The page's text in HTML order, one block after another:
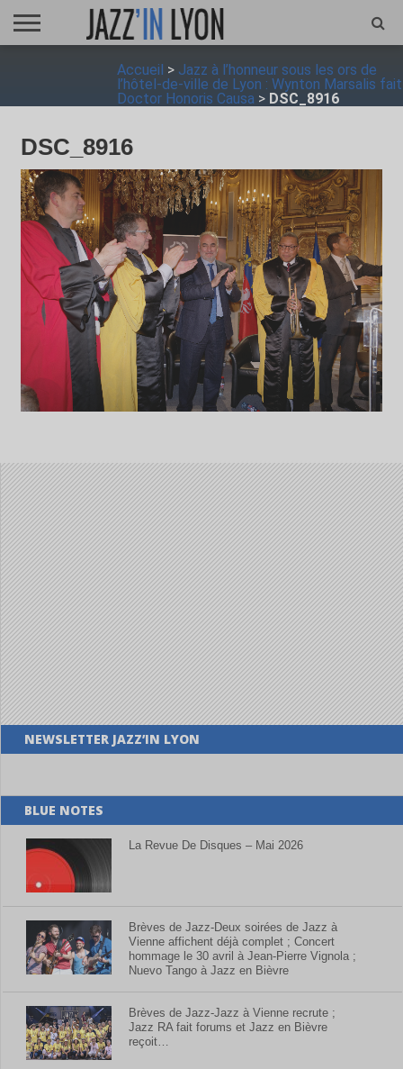
Accueil > Jazz à l’honneur sous les ors de
l’hôtel-de-ville de Lyon : Wynton Marsalis fait
Doctor Honoris Causa > DSC_8916
DSC_8916
NEWSLETTER JAZZ’IN LYON
BLUE NOTES
La Revue De Disques – Mai 2026
Brèves de Jazz-Deux soirées de Jazz à
Vienne affichent déjà complet ; Concert
hommage le 30 avril à Jean-Pierre Vignola ;
Nuevo Tango à Jazz en Bièvre
Brèves de Jazz-Jazz à Vienne recrute ;
Jazz RA fait forums et Jazz en Bièvre
reçoit…